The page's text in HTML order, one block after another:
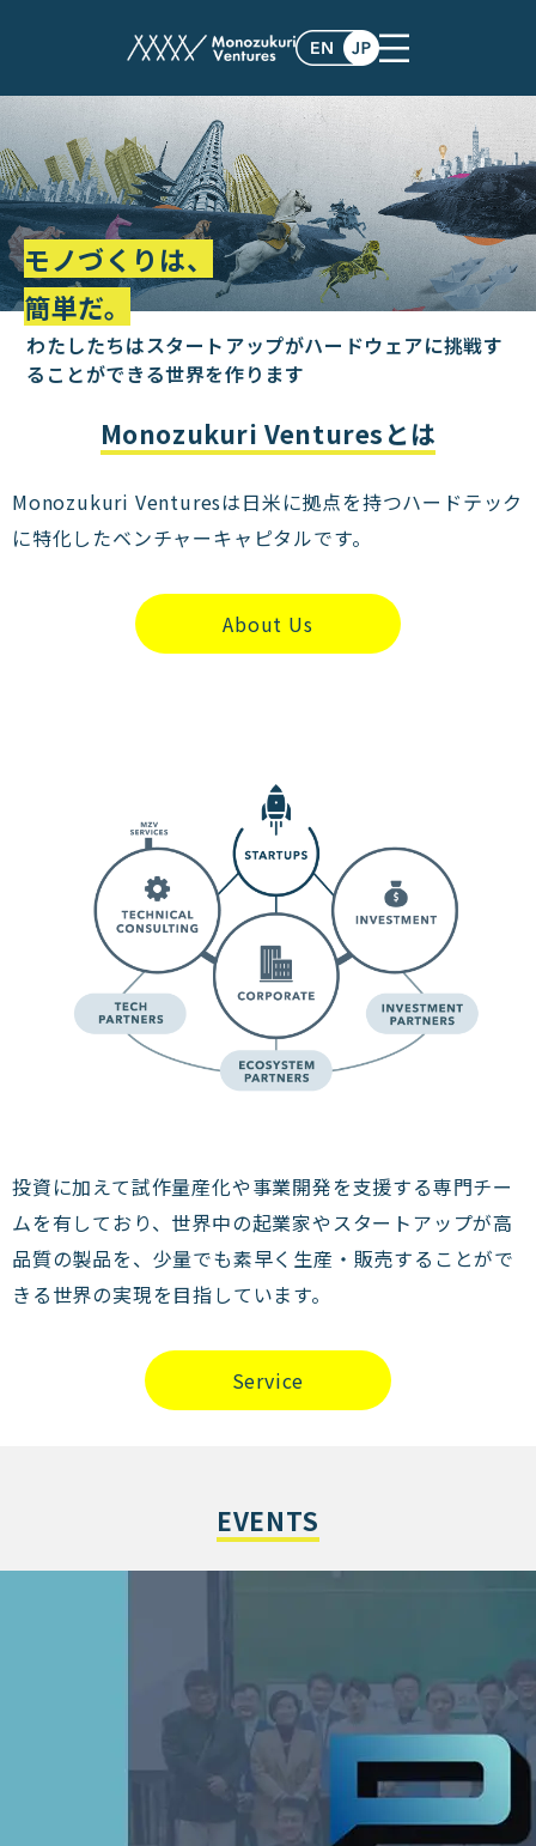
モノづくりは、
簡単だ。
わたしたちはスタートアップがハードウェアに挑戦す
る ことができる世界を作ります
Monozukuri Venturesとは
Monozukuri Venturesは日米に拠点を持つハードテック
に特化したベンチャーキャピタルです。
About Us
投資に加えて試作量産化や事業開発を支援する専門チー
ムを有しており、世界中の起業家やスタートアップが高
品質の製品を、少量でも素早く生産・販売することがで
きる世界の実現を目指しています。
Service
EVENTS